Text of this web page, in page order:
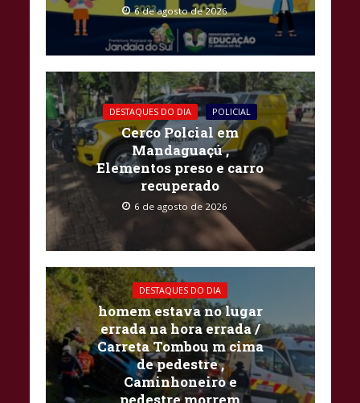
6 de agosto de 2026
DESTAQUES DO DIA POLICIAL
Cerco Polcial em
Mandaguaçú ,
Elementos preso e carro
recuperado
6 de agosto de 2026
DESTAQUES DO DIA
homem estava no lugar
errada na hora errada /
Carreta Tombou m cima
de pedestre ,
Caminhoneiro e
pedestre morrem